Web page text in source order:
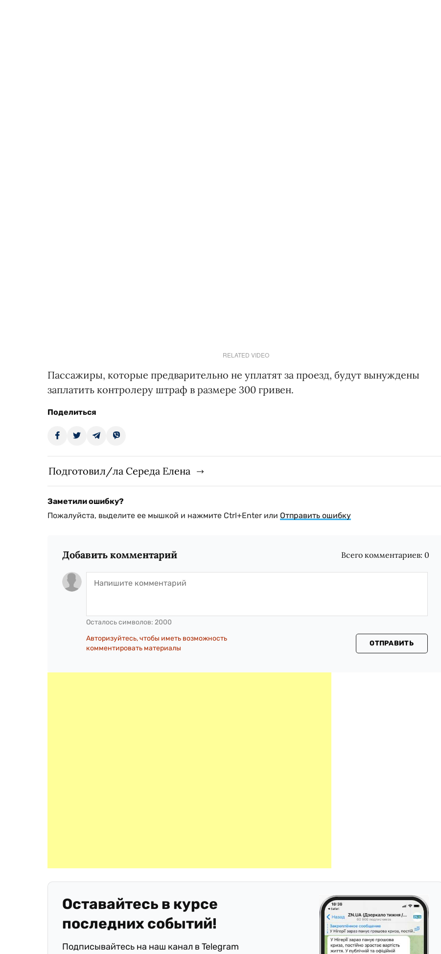
RELATED VIDEO
Пассажиры, которые предварительно не уплатят за проезд, будут вынуждены
заплатить контролеру штраф в размере 300 гривен.
Поделиться
Подготовил/ла Середа Елена
Заметили ошибку?
Пожалуйста, выделите ее мышкой и нажмите Ctrl+Enter или Отправить ошибку
Добавить комментарий Всего комментариев: 0
Осталось символов: 2000
Авторизуйтесь, чтобы иметь возможность
комментировать материалы
ОТПРАВИТЬ
Оставайтесь в курсе
последних событий!
Подписывайтесь на наш канал в Telegram